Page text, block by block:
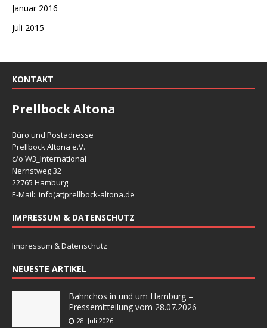
Januar 2016
Juli 2015
KONTAKT
Prellbock Altona
Büro und Postadresse
Prellbock Altona e.V.
c/o W3_International
Nernstweg 32
22765 Hamburg
E-Mail: info(at)prellbock-altona.de
IMPRESSUM & DATENSCHUTZ
Impressum & Datenschutz
NEUESTE ARTIKEL
Bahnchos in und um Hamburg –
Pressemitteilung vom 28.07.2026
28. Juli 2026